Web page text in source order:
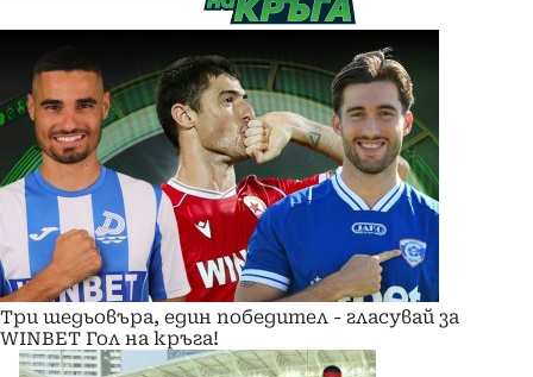
Три шедьовъра, един победител - гласувай за
WINBET Гол на кръга!